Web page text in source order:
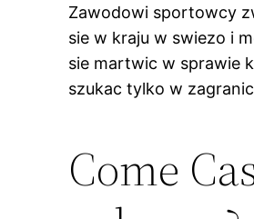
Zawodowi sportowcy
sie w kraju w swiezo i
sie martwic w sprawie
szukac tylko w
Come